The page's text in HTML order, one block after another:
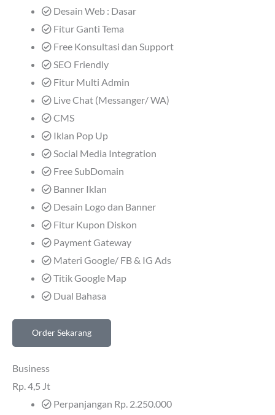
Desain Web : Dasar
Fitur Ganti Tema
Free Konsultasi dan Support
SEO Friendly
Fitur Multi Admin
Live Chat (Messanger/ WA)
CMS
Iklan Pop Up
Social Media Integration
Free SubDomain
Banner Iklan
Desain Logo dan Banner
Fitur Kupon Diskon
Payment Gateway
Materi Google/ FB & IG Ads
Titik Google Map
Dual Bahasa
Order Sekarang
Business
Rp.4,5 Jt
Perpanjangan Rp. 2.250.000